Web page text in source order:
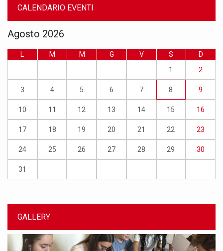
CALENDARIO EVENTI
Agosto 2026
L M M G V S
D
1
2
3 4 5 6 7 8 9
10 11 12 13 14 15 16
17 18 19 20 21 22 23
24 25 26 27 28 29 30
31
GALLERY